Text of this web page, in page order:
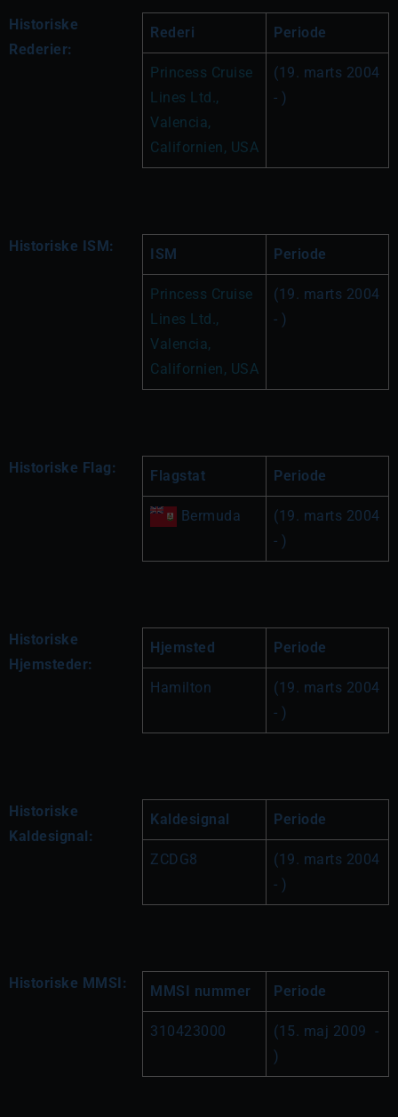
Historiske
Rederier:
Rederi Periode
Princess Cruise
Lines Ltd.,
Valencia,
Californien, USA
(19. marts 2004
- )
Historiske ISM: ISM Periode
Princess Cruise
Lines Ltd.,
Valencia,
Californien, USA
(19. marts 2004
- )
Historiske Flag: Flagstat Periode
Bermuda
(19. marts 2004
- )
Historiske
Hjemsteder:
Hjemsted Periode
Hamilton
(19. marts 2004
- )
Historiske
Kaldesignal:
Kaldesignal Periode
ZCDG8
(19. marts 2004
- )
Historiske MMSI: MMSI nummer Periode
310423000
(15. maj 2009  -
)